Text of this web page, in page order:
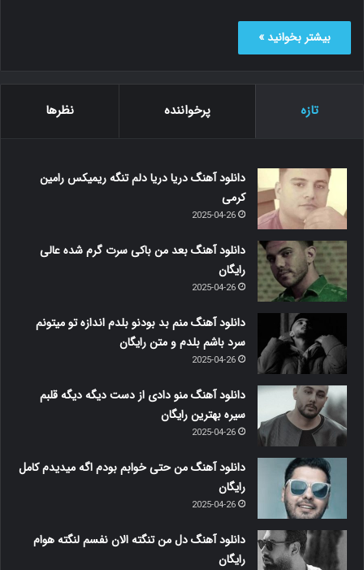
بیشتر بخوانید »
تازه پرخواننده نظرها
دانلود آهنگ دریا دریا دلم تنگه ریمیکس رامین
کرمی
2025-04-26
دانلود آهنگ بعد من باکی سرت گرم شده عالی
رایگان
2025-04-26
دانلود آهنگ منم بد بودنو بلدم اندازه تو میتونم
سرد باشم بلدم و متن رایگان
2025-04-26
دانلود آهنگ منو دادی از دست دیگه دیگه قلبم
سیره بهترین رایگان
2025-04-26
دانلود آهنگ من حتی خوابم بودم اگه میدیدم کامل
رایگان
2025-04-26
دانلود آهنگ دل من تنگته الان نفسم لنگته هوام
رایگان